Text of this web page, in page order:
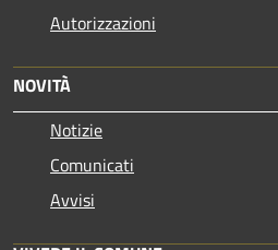
Autorizzazioni
NOVITÀ
Notizie
Comunicati
Avvisi